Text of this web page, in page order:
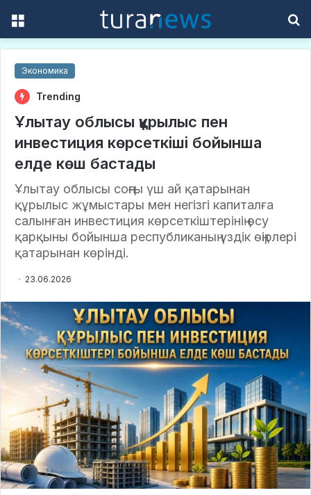
Экономика
Trending
Ұлытау облысы құрылыс пен
инвестиция көрсеткіші бойынша
елде көш бастады
Ұлытау облысы соңғы үш ай қатарынан
құрылыс жұмыстары мен негізгі капиталға
салынған инвестиция көрсеткіштерінің өсу
қарқыны бойынша республиканың үздік өңірлері
қатарынан көрінді.
23.06.2026